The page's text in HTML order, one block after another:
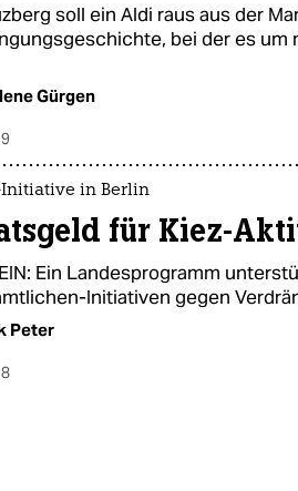
soll ein Aldi raus aus der
bei​ der es um
Gürgen
in Berlin
für Kiez-
Ein Landesprogramm
Initiativen gegen
Peter